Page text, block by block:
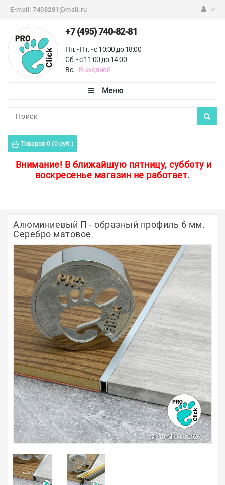
E-mail: 7408281@mail.ru
+7 (495) 740-82-81
Пн. - Пт. - с 10:00 до 18:00
Сб. - с 11:00 до 14:00
Вс. -Выходной
Товаров 0 (0 руб.)
Внимание! В ближайшую пятницу, субботу и
воскресенье магазин не работает.
Пороги для пола
Защитные уголки
Полосы из металла
Плинтуса
Профили для стекла и SPC
Обводы для труб
Алюминиевые профили
Крепёж и крепления
Садовая мебель
Оплата
Доставка
Самовывоз
Акции
Алюминиевый П - образный профиль 6 мм.
Серебро матовое